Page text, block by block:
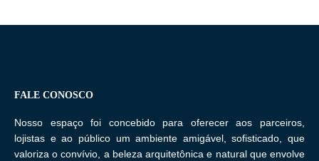
FALE CONOSCO
Nosso espaço foi concebido para oferecer aos parceiros,
lojistas e ao público um ambiente amigável, sofisticado, que
valoriza o convívio, a beleza arquitetônica e natural que envolve